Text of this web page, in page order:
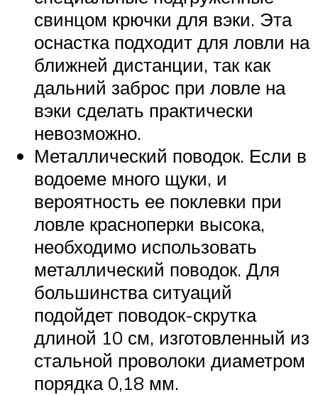
свинцом крючки для вэки. Эта
оснастка подходит для ловли на
ближней дистанции, так как
дальний заброс при ловле на
вэки сделать практически
невозможно.
Металлический поводок. Если в
водоеме много щуки, и
вероятность ее поклевки при
ловле красноперки высока,
необходимо использовать
металлический поводок. Для
большинства ситуаций
подойдет поводок-скрутка
длиной 10 см, изготовленный из
стальной проволоки диаметром
порядка 0,18 мм.